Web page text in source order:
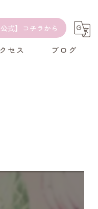
式】コチラから
セス ブログ